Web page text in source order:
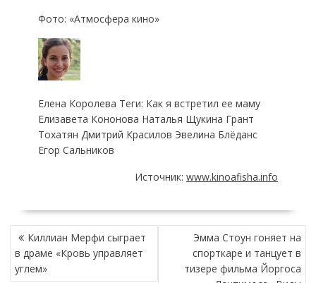
Фото: «Атмосфера кино»
Елена Королева Теги: Как я встретил ее маму
Елизавета Кононова Наталья Щукина Грант
Тохатян Дмитрий Красилов Эвелина Блёданс
Егор Сальников
Источник:www.kinoafisha.info
НАВИГАЦИЯ
ПО
ЗАПИСЯМ
Киллиан Мерфи сыграет
в драме «Кровь управляет
углем»
Эмма Стоун гоняет на
спорткаре и танцует в
тизере фильма Йоргоса